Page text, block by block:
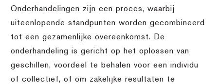
Onderhandelingen zijn een proces, waarbij
uiteenlopende standpunten worden gecombineerd
tot een gezamenlijke overeenkomst. De
onderhandeling is gericht op het oplossen van
geschillen, voordeel te behalen voor een individu
of collectief, of om zakelijke resultaten te